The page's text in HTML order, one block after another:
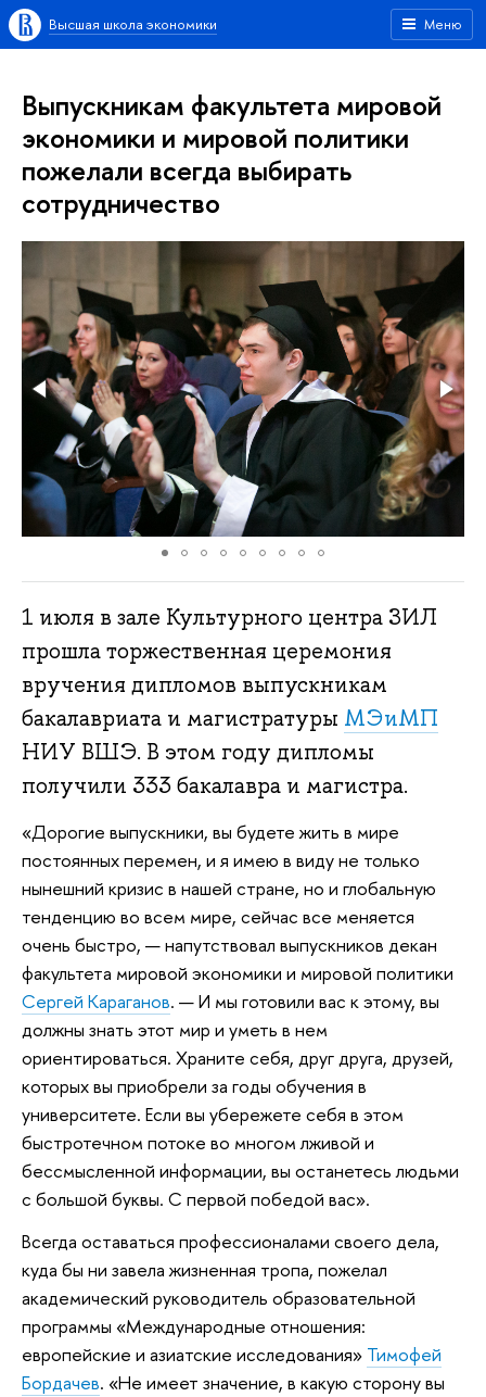
Меню
Высшая школа экономики
Выпускникам факультета мировой
экономики и мировой политики
пожелали всегда выбирать
сотрудничество
1 июля в зале Культурного центра ЗИЛ
прошла торжественная церемония
вручения дипломов выпускникам
бакалавриата и магистратуры МЭиМП
НИУ ВШЭ. В этом году дипломы
получили 333 бакалавра и магистра.
«Дорогие выпускники, вы будете жить в мире
постоянных перемен, и я имею в виду не только
нынешний кризис в нашей стране, но и глобальную
тенденцию во всем мире, сейчас все меняется
очень быстро, — напутствовал выпускников декан
факультета мировой экономики и мировой политики
Сергей Караганов. — И мы готовили вас к этому, вы
должны знать этот мир и уметь в нем
ориентироваться. Храните себя, друг друга, друзей,
которых вы приобрели за годы обучения в
университете. Если вы убережете себя в этом
быстротечном потоке во многом лживой и
бессмысленной информации, вы останетесь людьми
с большой буквы. С первой победой вас».
Всегда оставаться профессионалами своего дела,
куда бы ни завела жизненная тропа, пожелал
академический руководитель образовательной
программы «Международные отношения:
европейские и азиатские исследования» Тимофей
Бордачев. «Не имеет значение, в какую сторону вы